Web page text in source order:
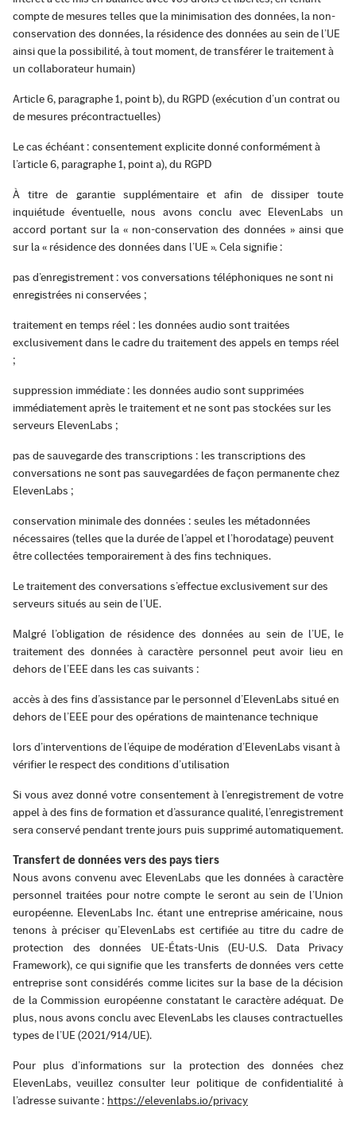
compte de mesures telles que la minimisation des données, la non-
conservation des données, la résidence des données au sein de l’UE
ainsi que la possibilité, à tout moment, de transférer le traitement à
un collaborateur humain)
Article 6, paragraphe 1, point b), du RGPD (exécution d’un contrat ou
de mesures précontractuelles)
Le cas échéant : consentement explicite donné conformément à
l’article 6, paragraphe 1, point a), du RGPD
À titre de garantie supplémentaire et afin de dissiper toute
inquiétude éventuelle, nous avons conclu avec ElevenLabs un
accord portant sur la « non-conservation des données » ainsi que
sur la « résidence des données dans l’UE ». Cela signifie :
pas d’enregistrement : vos conversations téléphoniques ne sont ni
enregistrées ni conservées ;
traitement en temps réel : les données audio sont traitées
exclusivement dans le cadre du traitement des appels en temps réel
;
suppression immédiate : les données audio sont supprimées
immédiatement après le traitement et ne sont pas stockées sur les
serveurs ElevenLabs ;
pas de sauvegarde des transcriptions : les transcriptions des
conversations ne sont pas sauvegardées de façon permanente chez
ElevenLabs ;
conservation minimale des données : seules les métadonnées
nécessaires (telles que la durée de l’appel et l’horodatage) peuvent
être collectées temporairement à des fins techniques.
Le traitement des conversations s’effectue exclusivement sur des
serveurs situés au sein de l’UE.
Malgré l’obligation de résidence des données au sein de l’UE, le
traitement des données à caractère personnel peut avoir lieu en
dehors de l’EEE dans les cas suivants :
accès à des fins d’assistance par le personnel d’ElevenLabs situé en
dehors de l’EEE pour des opérations de maintenance technique
lors d’interventions de l’équipe de modération d’ElevenLabs visant à
vérifier le respect des conditions d’utilisation
Si vous avez donné votre consentement à l’enregistrement de votre
appel à des fins de formation et d’assurance qualité, l’enregistrement
sera conservé pendant trente jours puis supprimé automatiquement.
Transfert de données vers des pays tiers
Nous avons convenu avec ElevenLabs que les données à caractère
personnel traitées pour notre compte le seront au sein de l’Union
européenne. ElevenLabs Inc. étant une entreprise américaine, nous
tenons à préciser qu’ElevenLabs est certifiée au titre du cadre de
protection des données UE-États-Unis (EU-U.S. Data Privacy
Framework), ce qui signifie que les transferts de données vers cette
entreprise sont considérés comme licites sur la base de la décision
de la Commission européenne constatant le caractère adéquat. De
plus, nous avons conclu avec ElevenLabs les clauses contractuelles
types de l’UE (2021/914/UE).
Pour plus d’informations sur la protection des données chez
ElevenLabs, veuillez consulter leur politique de confidentialité à
l’adresse suivante : https://elevenlabs.io/privacy